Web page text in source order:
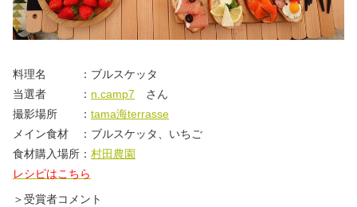
料理名 ：ブルスケッタ
当選者 ： n.camp7 さん
撮影場所 ： tama海terrasse
メイン食材 ：ブルスケッタ、いちご
食材購入場所： 村田農園
レシピはこちら
＞受賞者コメント